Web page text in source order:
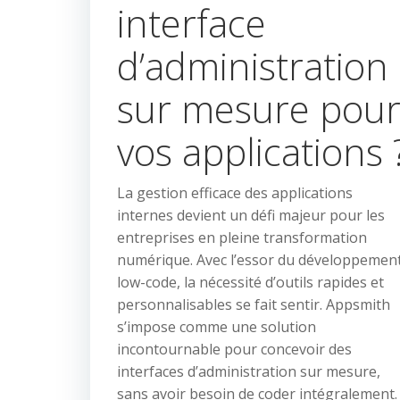
interface
d’administration
sur mesure pour
vos applications
La gestion efficace des applications
internes devient un défi majeur pour les
entreprises en pleine transformation
numérique. Avec l’essor du
low-code, la nécessité d’outils rapides et
personnalisables se fait sentir. Appsmith
s’impose comme une solution
incontournable pour concevoir des
interfaces d’administration sur mesure,
sans avoir besoin de coder intégralement.